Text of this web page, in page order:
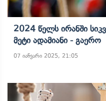
2024 Წელს Ირანში
Მეტი Ადამიანი - Გაერო
07 იანვარი 2025, 21:05